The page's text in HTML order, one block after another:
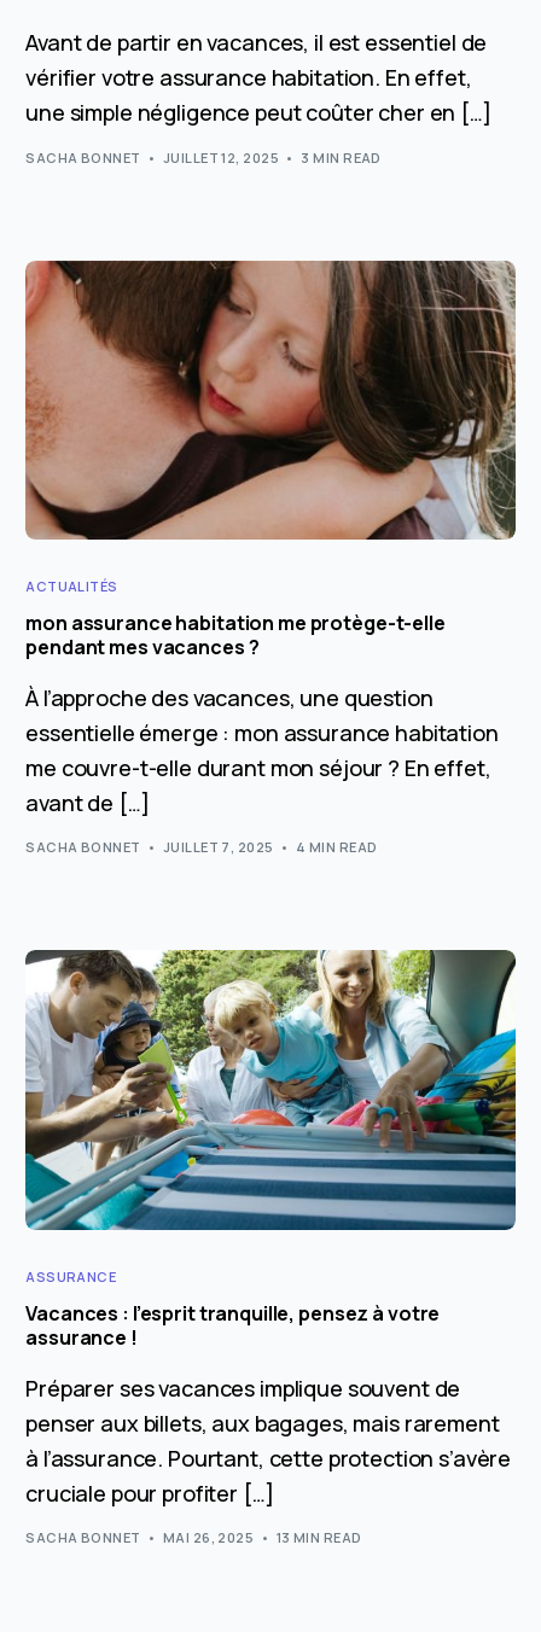
Avant de partir en vacances, il est essentiel de
vérifier votre assurance habitation. En effet,
une simple négligence peut coûter cher en […]
SACHA BONNET JUILLET 12, 2025 3 MIN READ
ACTUALITÉS
mon assurance habitation me protège-t-elle
pendant mes vacances ?
À l’approche des vacances, une question
essentielle émerge : mon assurance habitation
me couvre-t-elle durant mon séjour ? En effet,
avant de […]
SACHA BONNET JUILLET 7, 2025 4 MIN READ
ASSURANCE
Vacances : l’esprit tranquille, pensez à votre
assurance !
Préparer ses vacances implique souvent de
penser aux billets, aux bagages, mais rarement
à l’assurance. Pourtant, cette protection s’avère
cruciale pour profiter […]
SACHA BONNET MAI 26, 2025 13 MIN READ